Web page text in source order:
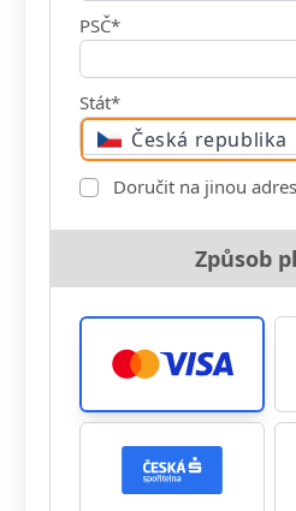
PSČ*
Stát*
Česká republika
Doručit na jinou
Způsob